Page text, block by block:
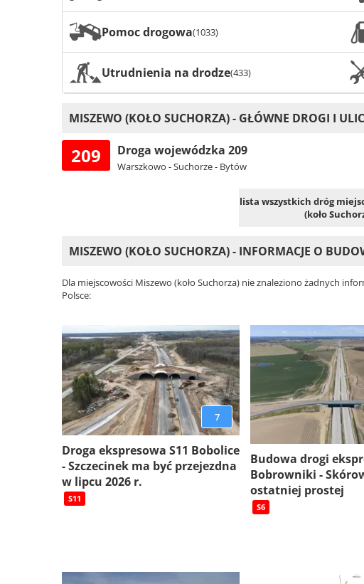
Pomoc drogowa(1033)
Utrudnienia na drodze(433)
MISZEWO (KOŁO SUCHORZA) - GŁÓWNE DROGI I
209 Droga wojewódzka 209
Warszkowo - Suchorze - Bytów
lista wszystkich dróg
(koło
MISZEWO (KOŁO SUCHORZA) - INFORMACJE O
Dla miejscowości Miszewo (koło Suchorza) nie znaleziono żadnych
Polsce:
7
Droga ekspresowa S11 Bobolice
- Szczecinek ma być przejezdna
w lipcu 2026 r.
S11
Budowa drogi
Bobrowniki -
ostatniej prostej
S6